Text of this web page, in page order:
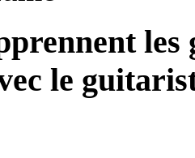
les
le